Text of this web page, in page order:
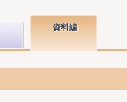
資料編